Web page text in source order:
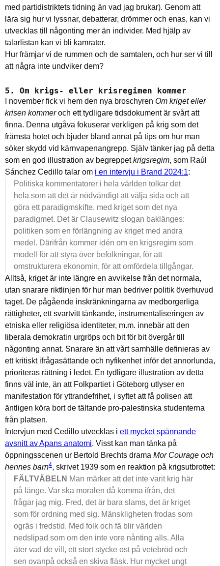
med partidistriktets tidning än vad jag brukar). Genom att
lära sig hur vi lyssnar, debatterar, drömmer och enas, kan vi
utvecklas till någonting mer än individer. Med hjälp av
talarlistan kan vi bli kamrater.
Hur främjar vi de rummen och de samtalen, och hur ser vi till
att några inte undviker dem?
5. Om krigs- eller krisregimen kommer
I november fick vi hem den nya broschyren Om kriget eller
krisen kommeroch ett tydligare tidsdokument är svårt att
finna. Denna utgåva fokuserar verkligen på krig som det
främsta hotet och bjuder bland annat på tips om hur man
söker skydd vid kärnvapenangrepp. Själv tänker jag på detta
som en god illustration av begreppetkrigsregim, som Raúl
Sánchez Cedillo talar om i en intervju i Brand 2024:1:
Politiska kommentatorer i hela världen tolkar det
hela som att det är nödvändigt att välja sida och att
göra ett paradigmskifte, med kriget som det nya
paradigmet. Det är Clausewitz slogan baklänges:
politiken som en förlängning av kriget med andra
medel. Därifrån kommer idén om en krigsregim som
modell för att styra över befolkningar, för att
omstrukturera ekonomin, för att omfördela tillgångar.
Alltså, kriget är inte längre en avvikelse från det normala,
utan snarare riktlinjen för hur man bedriver politik överhuvud
taget. De pågående inskränkningarna av medborgerliga
rättigheter, ett svartvitt tänkande, instrumentaliseringen av
etniska eller religiösa identiteter, m.m. innebär att den
liberala demokratin urgröps och bit för bit övergår till
någonting annat. Snarare än att vårt samhälle definieras av
ett kritiskt ifrågasättande och nyfikenhet inför det annorlunda,
prioriteras rättning i ledet. En tydligare illustration av detta
finns väl inte, än att Folkpartiet i Göteborg utlyser en
manifestation för yttrandefrihet, i syftet att få polisen att
äntligen köra bort de tältande pro-palestinska studenterna
från platsen.
Intervjun med Cedillo utvecklas i ett mycket spännande
avsnitt av Apans anatomi. Visst kan man tänka på
öppningsscenen ur Bertold Brechts drama Mor Courage och
hennes barn4, skrivet 1939 som en reaktion på krigsutbrottet:
FÄLTVÄBELN Man märker att det inte varit krig här
på länge. Var ska moralen då komma ifrån, det
frågar jag mig. Fred, det är bara slams, det är kriget
som för ordning med sig. Mänskligheten frodas som
ogräs i fredstid. Med folk och fä blir världen
nedslipad som om den inte vore nånting alls. Alla
äter vad de vill, ett stort stycke ost på vetebröd och
sen ovanpå också en skiva fläsk. Hur mycket ungt